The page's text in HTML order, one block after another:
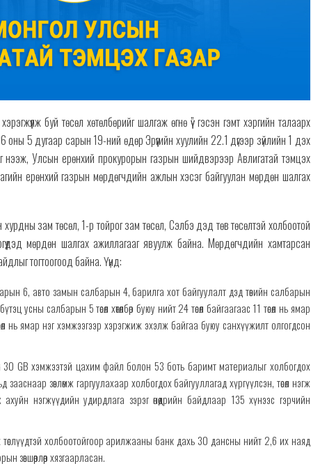
буй төсөл хөтөлбөрийг шалгаж өгнө үү” гэсэн гэмт хэргийн талаарх
5 дугаар сарын 19-ний өдөр Эрүүгийн хуулийн 22.1 дүгээр зүйлийн 1 дэх
нээж, Улсын ерөнхий прокурорын газрын шийдвэрээр Авлигатай тэмцэх
ерөнхий газрын мөрдөгчдийн ажлын хэсэг байгуулан мөрдөн шалгах
зам төсөл, 1-р тойрог зам төсөл, Сэлбэ дэд төв төсөлтэй холбоотой
мөрдөн шалгах ажиллагааг явуулж байна. Мөрдөгчдийн хамтарсан
тогтоогоод байна. Үүнд:
6, авто замын салбарын 4, барилга хот байгуулалт дэд төвийн салбарын
усны салбарын 5 төсөл хөтөлбөр буюу нийт 24 төсөл байгаагаас 11 төсөл нь ямар
нь ямар нэг хэмжээгээр хэрэгжиж эхэлж байгаа буюу санхүүжилт олгогдсон
30 GB хэмжээтэй цахим файл болон 53 боть баримт материалыг холбогдох
зөвлөмж гаргуулахаар холбогдох байгууллагад хүргүүлсэн, төсөл нэгж
нэгжүүдийн удирдлага зэрэг өнөөдрийн байдлаар 135 хүнээс гэрчийн
холбоотойгоор арилжааны банк дахь 30 дансны нийт 2,6 их наяд
зөвшөөрлөөр хязгаарласан.